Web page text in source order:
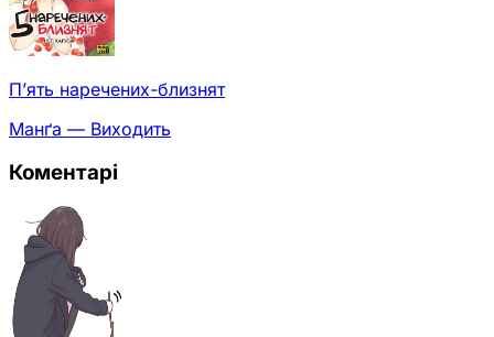
П’ять наречених-близнят
Манґа — Виходить
Коментарі